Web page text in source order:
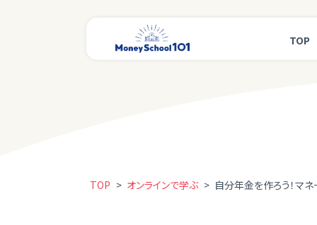
TOP
TOP > オンラインで学ぶ > 自分年金を作ろう！マ